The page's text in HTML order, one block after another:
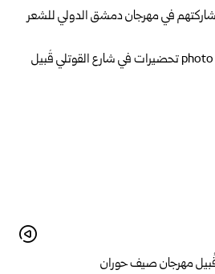
في مهرجان دمشق الدولي للشعر
مهرجان صيف حوران